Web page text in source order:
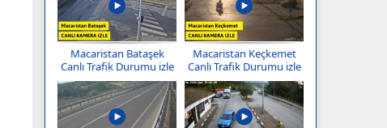
Macaristan Bataşek
Canlı Trafik Durumu izle
Macaristan Keçkemet
Canlı Trafik Durumu izle